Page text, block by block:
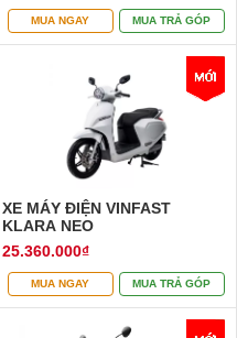
MUA NGAY MUA TRẢ GÓP
XE MÁY ĐIỆN VINFAST
KLARA NEO
25.360.000₫
MUA NGAY MUA TRẢ GÓP